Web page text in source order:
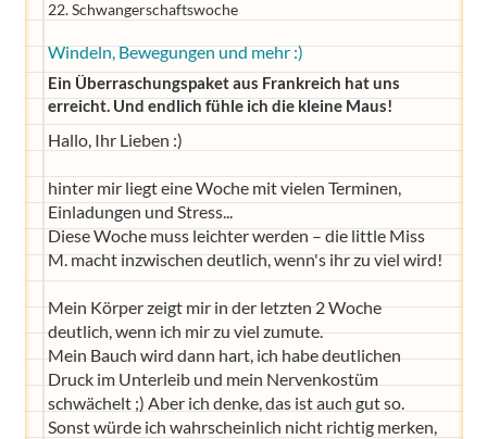
22. Schwangerschaftswoche
Windeln, Bewegungen und mehr :)
Ein Überraschungspaket aus Frankreich hat uns
erreicht. Und endlich fühle ich die kleine Maus!
Hallo, Ihr Lieben :)
hinter mir liegt eine Woche mit vielen Terminen,
Einladungen und Stress...
Diese Woche muss leichter werden – die little Miss
M. macht inzwischen deutlich, wenn's ihr zu viel wird!
Mein Körper zeigt mir in der letzten 2 Woche
deutlich, wenn ich mir zu viel zumute.
Mein Bauch wird dann hart, ich habe deutlichen
Druck im Unterleib und mein Nervenkostüm
schwächelt ;) Aber ich denke, das ist auch gut so.
Sonst würde ich wahrscheinlich nicht richtig merken,